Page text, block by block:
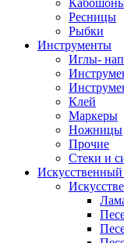
Ресницы
Рыбки
Инструменты
Иглы-
Клей
Маркеры
Ножницы
Прочие
Стеки и